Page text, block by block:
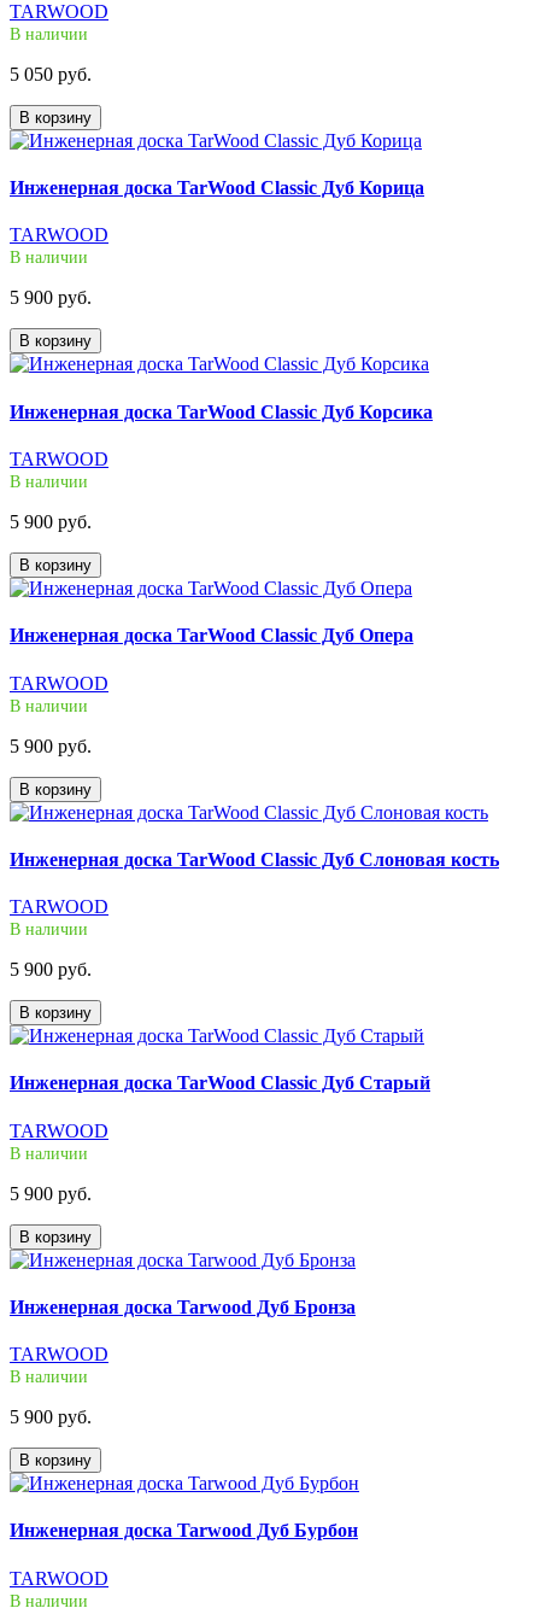
TARWOOD
В наличии
5 050 руб.
В корзину
Инженерная доска TarWood Classic Дуб Корица
TARWOOD
В наличии
5 900 руб.
В корзину
Инженерная доска TarWood Classic Дуб Корсика
TARWOOD
В наличии
5 900 руб.
В корзину
Инженерная доска TarWood Classic Дуб Опера
TARWOOD
В наличии
5 900 руб.
В корзину
Инженерная доска TarWood Classic Дуб Слоновая кость
TARWOOD
В наличии
5 900 руб.
В корзину
Инженерная доска TarWood Classic Дуб Старый
TARWOOD
В наличии
5 900 руб.
В корзину
Инженерная доска Tarwood Дуб Бронза
TARWOOD
В наличии
5 900 руб.
В корзину
Инженерная доска Tarwood Дуб Бурбон
TARWOOD
В наличии